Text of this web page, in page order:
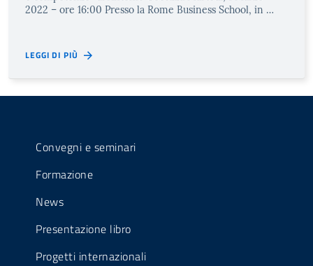
2022 – ore 16:00 Presso la Rome Business School, in …
LEGGI DI PIÙ
Convegni e seminari
Formazione
News
Presentazione libro
Progetti internazionali